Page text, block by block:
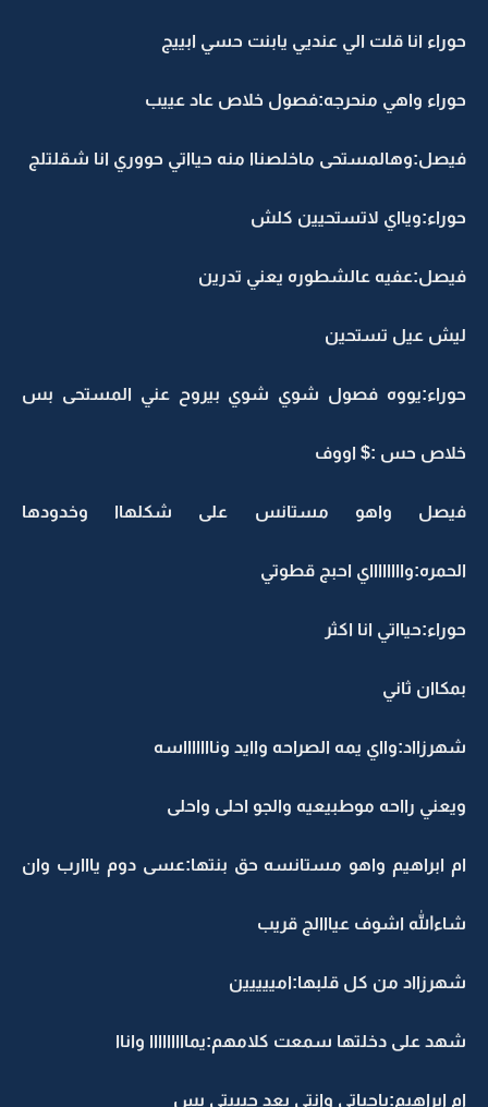
حوراء انا قلت الي عنديي يابنت حسي ابييج
حوراء واهي منحرجه:فصول خلاص عاد عييب
فيصل:وهالمستحى ماخلصناا منه حيااتي حووري انا شقلتلج
حوراء:ويااي لاتستحيين كلش
فيصل:عفيه عالشطوره يعني تدرين
ليش عيل تستحين
حوراء:يووه فصول شوي شوي بيروح عني المستحى بس
خلاص حس :$ اووف
فيصل واهو مستانس على شكلهاا وخدودها
الحمره:وااااااااي احبج قطوتي
حوراء:حيااتي انا اكثر
بمكاان ثاني
شهرزااد:وااي يمه الصراحه واايد وناااااااسه
ويعني رااحه موطبيعيه والجو احلى واحلى
ام ابراهيم واهو مستانسه حق بنتها:عسى دوم يااارب وان
شاءالله اشوف عيااالج قريب
شهرزااد من كل قلبها:امييييين
شهد على دخلتها سمعت كلامهم:يمااااااااا واناا
ام ابراهيم:ياحياتي وانتي بعد حبيبتي بس